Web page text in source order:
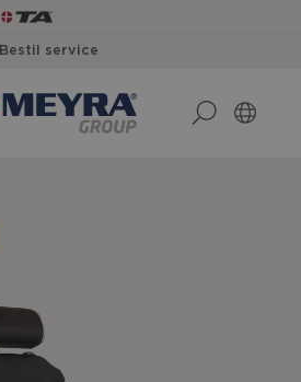
Bestil service